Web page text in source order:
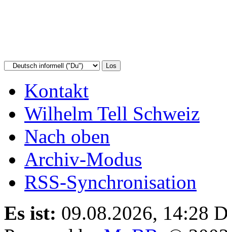
Kontakt
Wilhelm Tell Schweiz
Nach oben
Archiv-Modus
RSS-Synchronisation
Es ist: 09.08.2026, 14:28